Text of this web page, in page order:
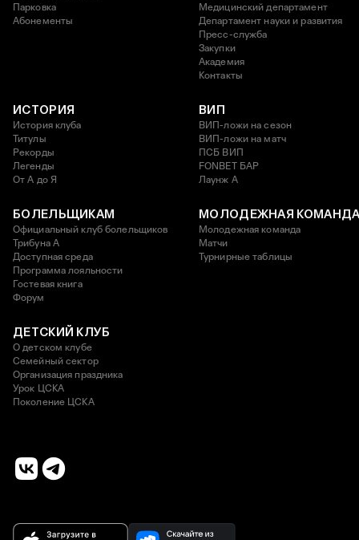
Парковка
Абонементы
Медицинский департамент
Департамент науки и развития
Пресс-служба
Закупки
Академия
Контакты
ИСТОРИЯ
История клуба
Титулы
Рекорды
Легенды
От А до Я
ВИП
ВИП-ложи на сезон
ВИП-ложи на матч
ПСБ ВИП
FONBET БАР
Лаунж A
БОЛЕЛЬЩИКАМ
Официальный клуб болельщиков
Трибуна А
Доступная среда
Программа лояльности
Гостевая книга
Форум
МОЛОДЕЖНАЯ
Молодежная команда
Матчи
Турнирные таблицы
ДЕТСКИЙ КЛУБ
О детском клубе
Семейный сектор
Организация праздника
Урок ЦСКА
Поколение ЦСКА